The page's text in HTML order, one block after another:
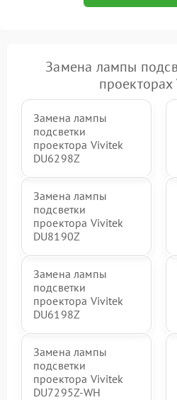
Замена лампы
Замена лампы
подсветки
проектора Vivitek
DU6298Z
Замена лампы
подсветки
проектора Vivitek
DU8190Z
Замена лампы
подсветки
проектора Vivitek
DU6198Z
Замена лампы
подсветки
проектора Vivitek
DU7295Z-WH